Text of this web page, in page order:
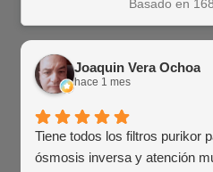
Basado en
Joaquin Vera Ochoa
hace 1 mes
Tiene todos los filtros purikor
ósmosis inversa y atención